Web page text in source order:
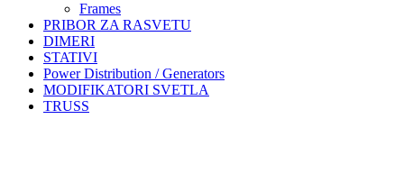
Frames
PRIBOR ZA RASVETU
DIMERI
STATIVI
Power Distribution / Generators
MODIFIKATORI SVETLA
TRUSS